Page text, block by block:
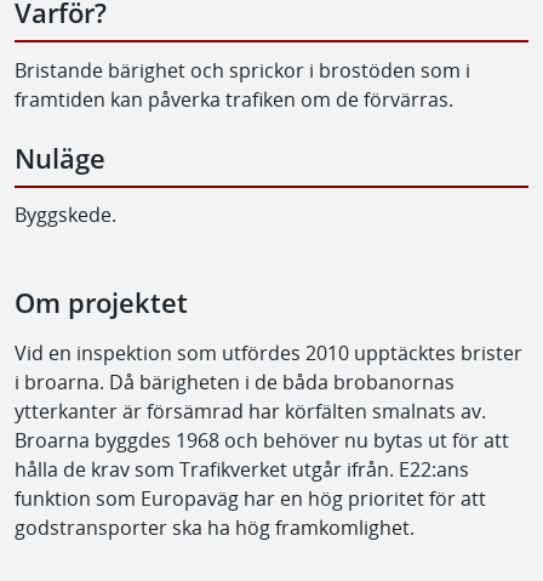
Varför?
Bristande bärighet och sprickor i brostöden som i
framtiden kan påverka trafiken om de förvärras.
Nuläge
Byggskede.
Om projektet
Vid en inspektion som utfördes 2010 upptäcktes brister
i broarna. Då bärigheten i de båda brobanornas
ytterkanter är försämrad har körfälten smalnats av.
Broarna byggdes 1968 och behöver nu bytas ut för att
hålla de krav som Trafikverket utgår ifrån. E22:ans
funktion som Europaväg har en hög prioritet för att
godstransporter ska ha hög framkomlighet.